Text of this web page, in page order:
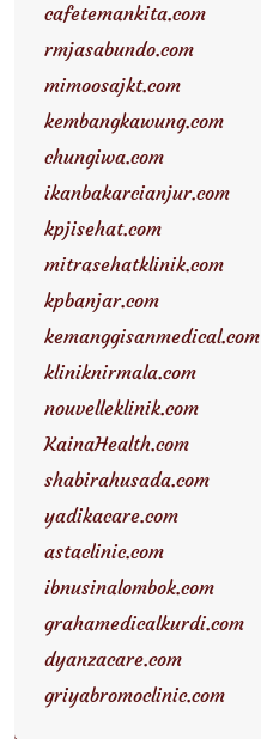
cafetemankita.com
rmjasabundo.com
mimoosajkt.com
kembangkawung.com
chungiwa.com
ikanbakarcianjur.com
kpjisehat.com
mitrasehatklinik.com
kpbanjar.com
kemanggisanmedical.com
kliniknirmala.com
nouvelleklinik.com
KainaHealth.com
shabirahusada.com
yadikacare.com
astaclinic.com
ibnusinalombok.com
grahamedicalkurdi.com
dyanzacare.com
griyabromoclinic.com